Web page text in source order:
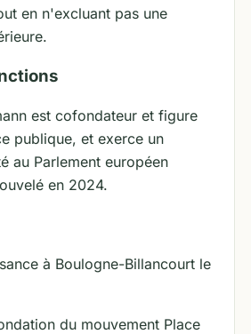
en n'excluant pas une
est cofondateur et figure
publique, et exerce un
au Parlement européen
en 2024.
à Boulogne-Billancourt le
du mouvement Place